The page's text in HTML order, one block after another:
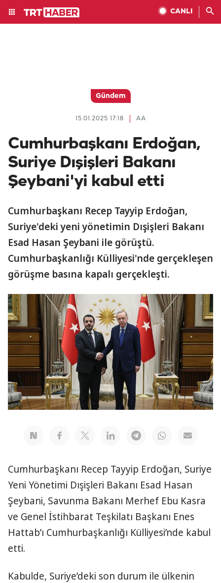
CANLI
Gündem
AA
15.01.2025 17:18
Cumhurbaşkanı Erdoğan,
Suriye Dışişleri Bakanı
Şeybani'yi kabul etti
Cumhurbaşkanı Recep Tayyip Erdoğan,
Suriye'deki yeni yönetimin Dışişleri Bakanı
Esad Hasan Şeybani ile görüştü.
Cumhurbaşkanlığı Külliyesi'nde gerçekleşen
görüşme basına kapalı gerçekleşti.
Cumhurbaşkanı Recep Tayyip Erdoğan, Suriye
Yeni Yönetimi Dışişleri Bakanı Esad Hasan
Şeybani, Savunma Bakanı Merhef Ebu Kasra
ve Genel İstihbarat Teşkilatı Başkanı Enes
Hattab’ı Cumhurbaşkanlığı Külliyesi’nde kabul
etti.
Kabulde, Suriye’deki son durum ile ülkenin